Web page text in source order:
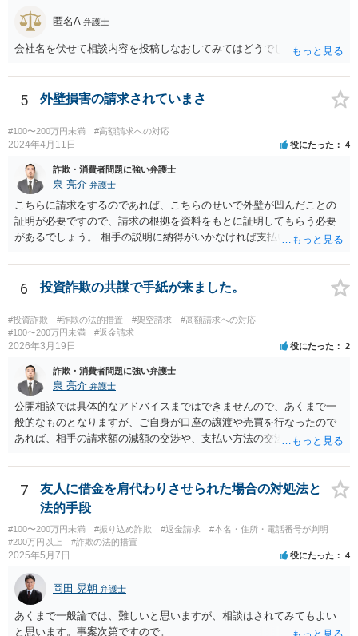
匿名A 弁護士
会社名を伏せて相談内容を投稿しなおしてみてはどうでしょうか？
5 外壁損害の請求されていまさ
#100〜200万円未満 #高額請求への対応
2024年4月11日 役にたった 4
詐欺・消費者問題に強い弁護士
泉 亮介 弁護士
こちらに請求をするのであれば、こちらのせいで外壁が凹んだことの
証明が必要ですので、請求の根拠を資料をもとに証明してもらう必要
があるでしょう。 相手の説明に納得がいかなければ支払い義務がある
6 投資詐欺の共謀で手紙が来ました。
#投資詐欺 #詐欺の法的措置 #架空請求
#高額請求への対応
#100〜200万円未満
#返金請求
2026年3月19日 役にたった 2
詐欺・消費者問題に強い弁護士
泉 亮介 弁護士
公開相談では具体的なアドバイスまではできませんので、あくまで一
般的なものとなりますが、ご自身が口座の譲渡や売買を行なったので
あれば、相手の請求額の減額の交渉や、支払い方法の交渉をしていく
7
友人に借金を肩代わりさせられた場合の対処法と
法的手段
#100〜200万円未満 #振り込め詐欺 #返金請求
#本名・住所・電話番号が判明
#200万円以上
#詐欺の法的措置
2025年5月7日 役にたった 4
岡田 晃朝 弁護士
あくまで一般論では、難しいと思いますが、相談はされてみてもよい
と思います。事案次第ですので。